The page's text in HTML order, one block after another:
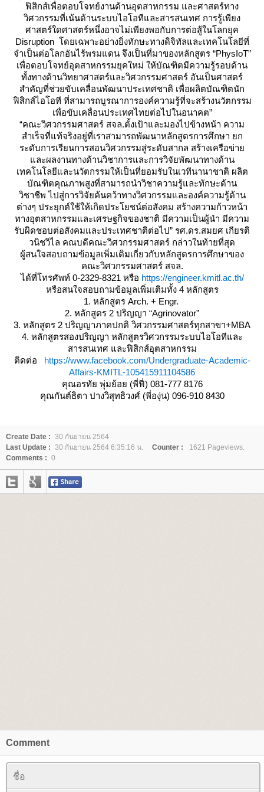
ฟิสิกส์เพื่อตอบโจทย์งานด้านอุตสาหกรรม และศาสตร์ทาง
วิศวกรรมที่เน้นด้านระบบไอโอทีและสารสนเทศ การรู้เพียง
ศาสตร์ใดศาสตร์หนึ่งอาจไม่เพียงพอกับการต่อสู้ในโลกยุค
Disruption โดยเฉพาะอย่างยิ่งทักษะทางดิจิทัลและเทคโนโลยีที่
จำเป็นต่อโลกอันไร้พรมแดน จึงเป็นที่มาของหลักสูตร “PhysIoT”
เพื่อตอบโจทย์อุตสาหกรรมยุคใหม่ ให้บัณฑิตมีความรู้รอบด้าน
ทั้งทางด้านวิทยาศาสตร์และวิศวกรรมศาสตร์ อันเป็นศาสตร์
สำคัญที่ช่วยขับเคลื่อนพัฒนาประเทศชาติ เพื่อผลิตบัณฑิตนัก
ฟิสิกส์ไอโอที ที่สามารถบูรณาการองค์ความรู้ที่จะสร้างนวัตกรรม
เพื่อขับเคลื่อนประเทศไทยต่อไปในอนาคต”
“คณะวิศวกรรมศาสตร์ สจล.ตั้งเป้าและมองไปข้างหน้า ความ
สำเร็จที่แท้จริงอยู่ที่เราสามารถพัฒนาหลักสูตรการศึกษา ยก
ระดับการเรียนการสอนวิศวกรรมสู่ระดับสากล สร้างเครือข่า
ละผลงานทางด้านวิชาการและการวิจัยพัฒนาทางด้าน
เทคโนโลยีและนวัตกรรมให้เป็นที่ยอมรับในเวทีนานาชาติ ผลิต
บัณฑิตคุณภาพสูงที่สามารถนำวิชาความรู้และทักษะด้าน
วิชาชีพ ไปสู่การวิจัยค้นคว้าทางวิศวกรรมและองค์ความรู้ด้าน
ต่างๆ ประยุกต์ใช้ให้เกิดประโยชน์ต่อสังคม สร้างความก้าวหน้า
ทางอุตสาหกรรมและเศรษฐกิจของชาติ มีความเป็นผู้นำ มีความ
รับผิดชอบต่อสังคมและประเทศชาติต่อไป” รศ.ดร.สมยศ เกียรติ
วนิชวิไล คณบดีคณะวิศวกรรมศาสตร์ กล่าวในท้ายที่สุด
ผู้สนใจสอบถามข้อมูลเพิ่มเติมเกี่ยวกับหลักสูตรการศึกษาของ
คณะวิศวกรรมศาสตร์ สจล.
ได้ที่โทรศัพท์ 0-2329-8321 หรือ https://engineer.kmitl.ac.th/
หรือสนใจสอบถามข้อมูลเพิ่มเติมทั้ง 4 หลักสูตร
1. หลักสูตร Arch. + Engr.
2. หลักสูตร 2 ปริญญา “Agrinovator”
3. หลักสูตร 2 ปริญญาภาคปกติ วิศวกรรมศาสตร์ทุกสาขา+MBA
4. หลักสูตรสองปริญญา หลักสูตรวิศวกรรมระบบไอโอทีและ
สารสนเทศ และฟิสิกส์อุตสาหกรรม
ติดต่อ https://www.facebook.com/Undergraduate-Academic-
Affairs-KMITL-105415911104586
คุณอรทัย พุ่มย้อย (พี่ฟี่) 081-777 8176
คุณกันต์ธิตา ปางวิสุทธิวงศ์ (พี่องุ่น) 096-910 8430
Create Date : 30 กันยายน 2564
Last Update : 30 กันยายน 2564 6:35:16 น. Counter :
1621 Pageviews.
Comments : 0
Comment